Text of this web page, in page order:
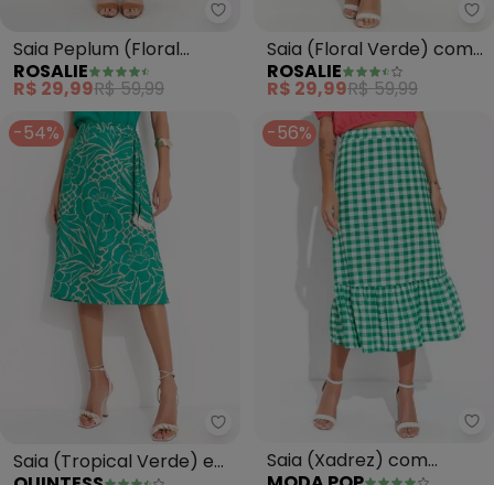
Rosalie - Saia Peplum (Floral
Saia Peplum (Floral
Verde)
ROSALIE
R$ 29,99R$ 59,99
Saia (Floral Verde) com
Babado
ROSALIE
R$ 29,99R$ 59,99
-54%
Quintess - Saia (Tropical
Saia (Tropical Verde) em
-56%
Saia (Xadrez) com